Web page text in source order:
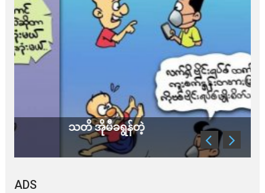
သတိ အိုမီခရွန်တဲ့
ADS